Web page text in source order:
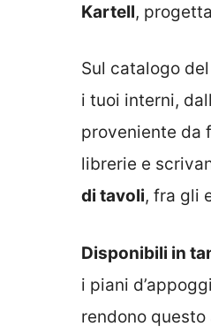
Kartell,
Sul catalogo
i tuoi interni,
proveniente da
librerie e
di tavoli, fra gli
Disponibili in
i piani
rendono